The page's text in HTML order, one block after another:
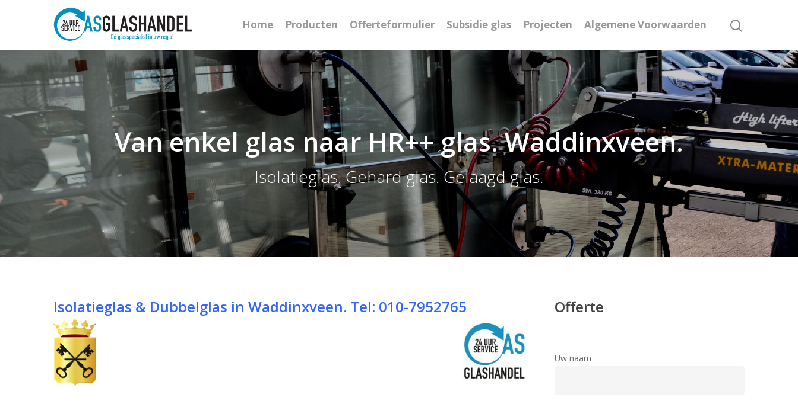
Home Producten Offerteformulier Subsidie glas Projecten Algemene Voorwaarden
Van enkel glas naar HR++ glas. Waddinxveen.
Isolatieglas. Gehard glas. Gelaagd glas.
Isolatieglas & Dubbelglas in Waddinxveen. Tel: 010-7952765 Offerte
Uw naam